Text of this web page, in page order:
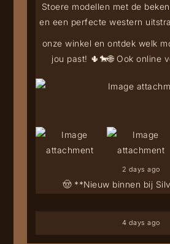
🤠 **Nieuw binnen bij
Stoere modellen met de
en een perfecte western
onze winkel en ontdek welk
jou past! 🌵🐎🌐 Ook online
2 days ago
4 days ago